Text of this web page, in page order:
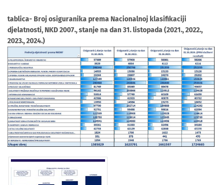
tablica- Broj osiguranika prema Nacionalnoj klasifikaciji
djelatnosti, NKD 2007., stanje na dan 31. listopada (2021., 2022.,
2023., 2024.)